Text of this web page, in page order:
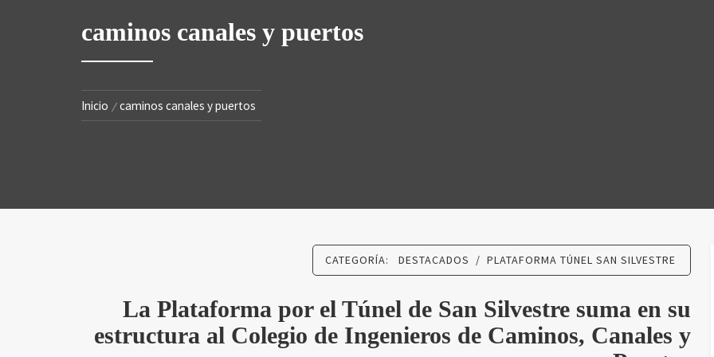
SAN
caminos canales y puertos
Inicio caminos canales y puertos
CATEGORÍA: DESTACADOS / PLATAFORMA TÚNEL SAN SILVESTRE
La Plataforma por el Túnel de San Silvestre suma en su
estructura al Colegio de Ingenieros de Caminos, Canales y